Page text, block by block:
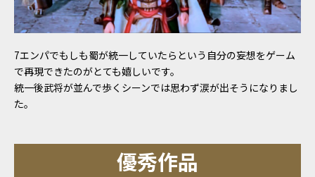
7エンパでもしも蜀が統一していたらという自分の妄想をゲーム
で再現できたのがとても嬉しいです。
統一後武将が並んで歩くシーンでは思わず涙が出そうになりまし
た。
優秀作品